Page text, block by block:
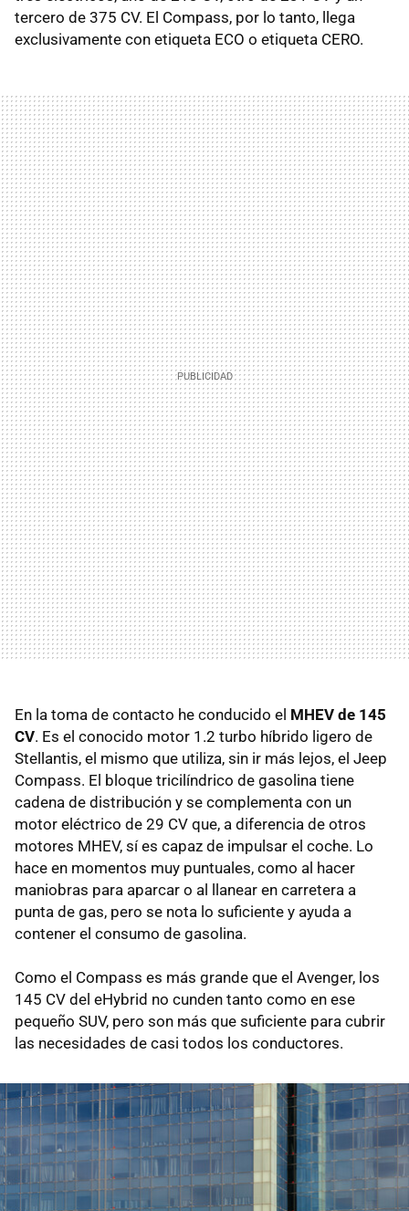
tercero de 375 CV. El Compass, por lo tanto, llega
exclusivamente con etiqueta ECO o etiqueta CERO.
En la toma de contacto he conducido el MHEV de 145
CV. Es el conocido motor 1.2 turbo híbrido ligero de
Stellantis, el mismo que utiliza, sin ir más lejos, el Jeep
Compass. El bloque tricilíndrico de gasolina tiene
cadena de distribución y se complementa con un
motor eléctrico de 29 CV que, a diferencia de otros
motores MHEV, sí es capaz de impulsar el coche. Lo
hace en momentos muy puntuales, como al hacer
maniobras para aparcar o al llanear en carretera a
punta de gas, pero se nota lo suficiente y ayuda a
contener el consumo de gasolina.
Como el Compass es más grande que el Avenger, los
145 CV del eHybrid no cunden tanto como en ese
pequeño SUV, pero son más que suficiente para cubrir
las necesidades de casi todos los conductores.